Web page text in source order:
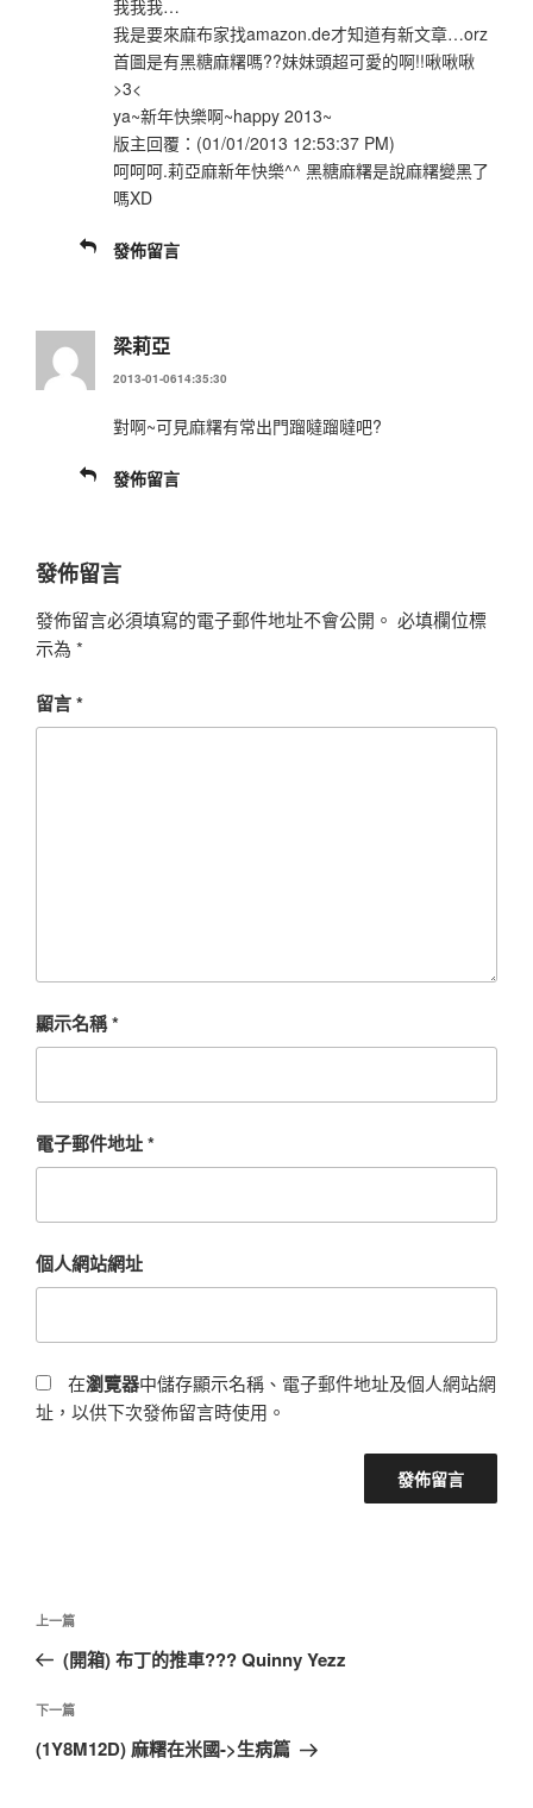
我我我…
我是要來麻布家找amazon.de才知道有新文章…orz
首圖是有黑糖麻糬嗎??妹妹頭超可愛的啊!!啾啾啾
>3<
ya~新年快樂啊~happy 2013~
版主回覆：(01/01/2013 12:53:37 PM)
呵呵呵.莉亞麻新年快樂^^ 黑糖麻糬是說麻糬變黑了
嗎XD
發佈留言
梁莉亞
2013-01-0614:35:30
對啊~可見麻糬有常出門蹓噠蹓噠吧?
發佈留言
發佈留言
發佈留言必須填寫的電子郵件地址不會公開。 必填欄位標
示為 *
留言*
顯示名稱*
電子郵件地址*
個人網站網址
在瀏覽器中儲存顯示名稱、電子郵件地址及個人網站網
址，以供下次發佈留言時使用。
文
導
覽
上
一
文
章
上一篇
(開箱) 布丁的推車??? Quinny Yezz
下
一
下一篇
(1Y8M12D) 麻糬在米國->生病篇